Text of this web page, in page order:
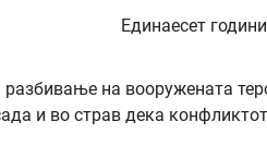
на вооружената
и во страв дека